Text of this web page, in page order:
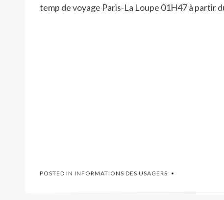
temp de voyage Paris-La Loupe 01H47 à partir
POSTED IN INFORMATIONS DES USAGERS